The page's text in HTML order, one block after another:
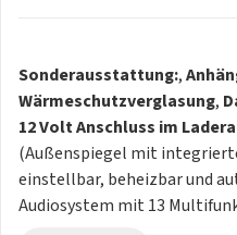
Sonderausstattung:,
Wärmeschutzverglasung,
12 Volt Anschluss im
(Außenspiegel mit
einstellbar, beheizbar und
Audiosystem mit 13